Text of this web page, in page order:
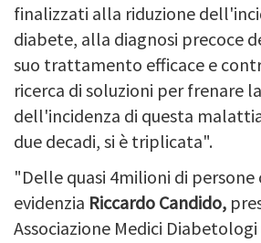
finalizzati alla riduzione
diabete, alla diagnosi precoce
suo trattamento efficace e
ricerca di soluzioni per frenare
dell'incidenza di questa
due decadi, si è triplicata".
"Delle quasi 4milioni di persone
evidenzia Riccardo Candido,
Associazione Medici